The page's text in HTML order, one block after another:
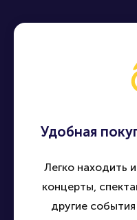
Удобная
Легко находить
концерты,
другие